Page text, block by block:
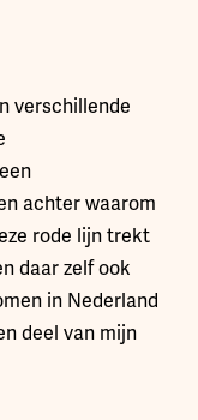
verschillende
achter waarom
rode lijn trekt
daar zelf ook
in Nederland
deel van mijn